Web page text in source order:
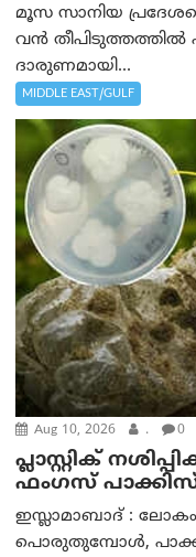
മൂസ സാനിയ
വൻ തീപിടുത്തത്തിൽ
ദാരുണമായി...
MIDDLE EAST/GULF
Aug 10, 2026 . 0
പ്ലാസ്റ്റിക്
ഫംഗസ്
ഇസ്ലാമാബാദ് : ലോകം
പൊരുതുമ്പോൾ,